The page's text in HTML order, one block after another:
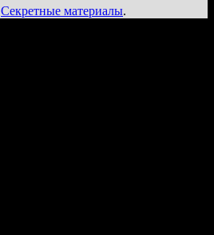
Секретные материалы.